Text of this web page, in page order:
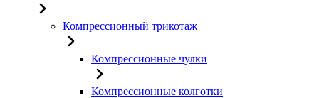
Компрессионный трикотаж
Компрессионные чулки
Компрессионные колготки